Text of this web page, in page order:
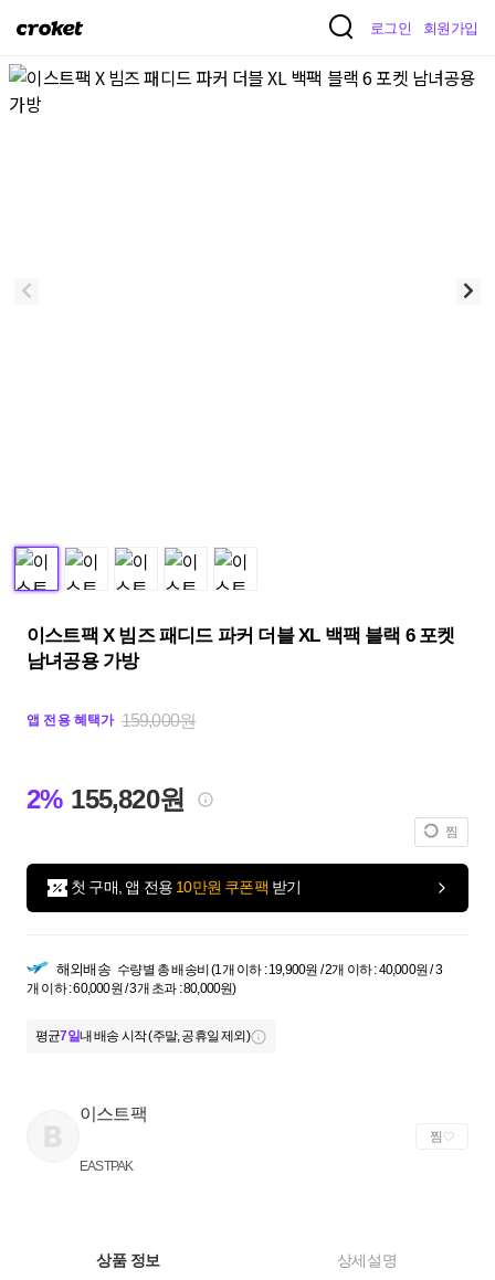
크
켓
로그인 회원가입
이스트팩 X 빔즈 패디드 파커 더블 XL 백팩 블랙 6 포켓
남녀공용 가방
앱 전용 혜택가 159,000원
2% 155,820원
찜
첫 구매, 앱 전용 10만원 쿠폰팩 받기
해외배송 수량별 총 배송비 (1개 이하 : 19,900원 / 2개 이하 : 40,000원 / 3
개 이하 : 60,000원 / 3개 초과 : 80,000원)
평균7일내 배송 시작 (주말, 공휴일 제외)
이스트팩
EASTPAK
찜
상품 정보 상세설명